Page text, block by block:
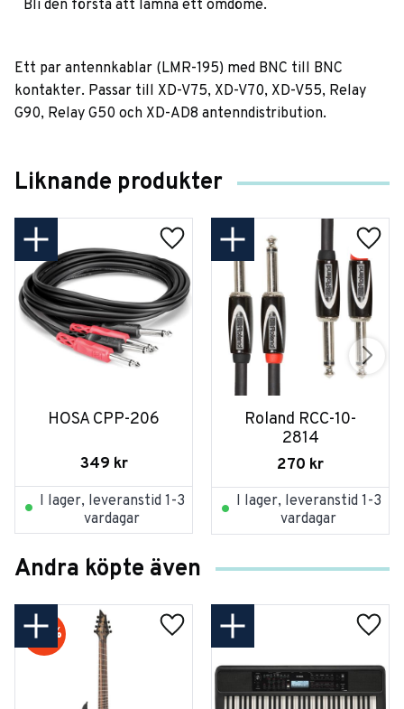
Bli den första att lämna ett omdöme.
Ett par antennkablar (LMR-195) med BNC till BNC
kontakter. Passar till XD-V75, XD-V70, XD-V55, Relay
G90, Relay G50 och XD-AD8 antenndistribution.
Liknande produkter
HOSA CPP-206
349 kr
I lager, leveranstid 1-3
vardagar
Roland RCC-10-
2814
270 kr
I lager, leveranstid 1-3
vardagar
Andra köpte även
20 %